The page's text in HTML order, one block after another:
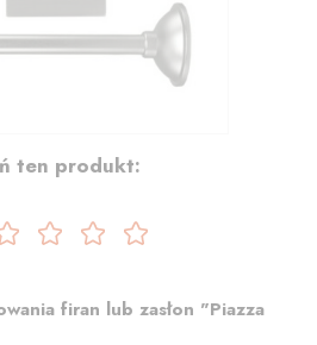
ten produkt:
firan lub zasłon "Piazza